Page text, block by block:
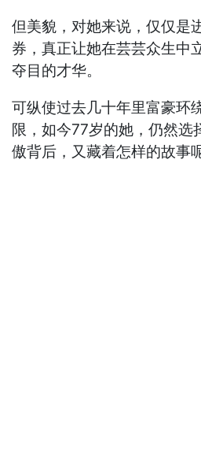
但美貌，对她来说，仅仅是
券，真正让她在芸芸众生中
夺目的才华。
可纵使过去几十年里富豪环
限，如今77岁的她，仍然选
傲背后，又藏着怎样的故事